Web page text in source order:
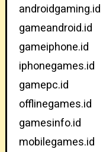
androidgaming.id
gameandroid.id
gameiphone.id
iphonegames.id
gamepc.id
offlinegames.id
gamesinfo.id
mobilegames.id